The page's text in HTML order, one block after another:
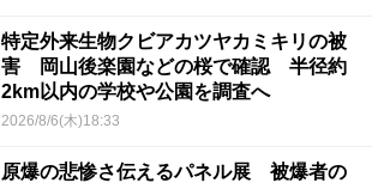
特定外来生物クビアカツヤカミキリの被
害 岡山後楽園などの桜で確認 半径約
2km以内の学校や公園を調査へ
2026/8/6(木)18:33
原爆の悲惨さ伝えるパネル展 被爆者の